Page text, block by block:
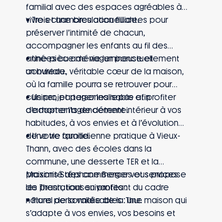
familial avec des espaces agréables à
vivre et une circulation fluide.
• Trois chambres accueillantes pour
préserver l’intimité de chacun,
accompagner les enfants au fil des
années ou aménager ponctuellement
un bureau.
• Une pièce de vie lumineuse et
conviviale, véritable cœur de la maison,
où la famille pourra se retrouver pour
cuisiner, partager les repas et profiter
de moments de détente.
• Un projet personnalisable afin
d’adapter l’agencement intérieur à vos
habitudes, à vos envies et à l’évolution
de votre famille.
• Une vie quotidienne pratique à Vieux-
Thann, avec des écoles dans la
commune, une desserte TER et la
proximité des commerces et services
de Thann, tout en profitant du cadre
naturel de la vallée de la Thur.
Maisons Stéphane Berger vous propose
les prestations suivantes :
• Plans personnalisables : une maison qui
s’adapte à vos envies, vos besoins et